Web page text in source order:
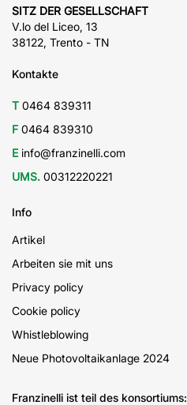
SITZ DER GESELLSCHAFT
V.lo del Liceo, 13
38122, Trento - TN
Kontakte
T 0464 839311
F 0464 839310
E info@franzinelli.com
UMS. 00312220221
Info
Artikel
Arbeiten sie mit uns
Privacy policy
Cookie policy
Whistleblowing
Neue Photovoltaikanlage 2024
Franzinelli ist teil des konsortiums: